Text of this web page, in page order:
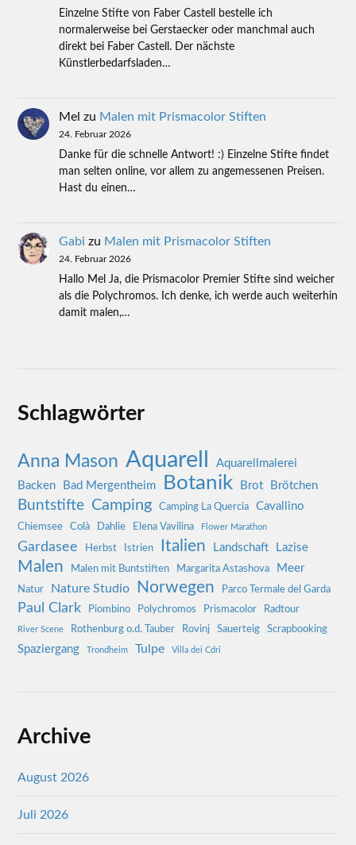
Einzelne Stifte von Faber Castell bestelle ich
normalerweise bei Gerstaecker oder manchmal auch
direkt bei Faber Castell. Der nächste
Künstlerbedarfsladen…
Mel zu Malen mit Prismacolor Stiften
24. Februar 2026
Danke für die schnelle Antwort! :) Einzelne Stifte findet
man selten online, vor allem zu angemessenen Preisen.
Hast du einen…
Gabi zu Malen mit Prismacolor Stiften
24. Februar 2026
Hallo Mel Ja, die Prismacolor Premier Stifte sind weicher
als die Polychromos. Ich denke, ich werde auch weiterhin
damit malen,…
Schlagwörter
Anna Mason Aquarell
Aquarellmalerei
Backen
Bad Mergentheim Botanik Brot Brötchen
Buntstifte Camping Camping La Quercia Cavallino
Chiemsee Colà Dahlie Elena Vavilina Flower Marathon
Gardasee Herbst Istrien Italien Landschaft Lazise
Malen Malen mit Buntstiften Margarita Astashova Meer
Natur Nature Studio Norwegen Parco Termale del Garda
Paul Clark Piombino Polychromos Prismacolor Radtour
River Scene Rothenburg o.d. Tauber Rovinj Sauerteig Scrapbooking
Spaziergang Trondheim Tulpe Villa dei Cdri
Archive
August 2026
Juli 2026